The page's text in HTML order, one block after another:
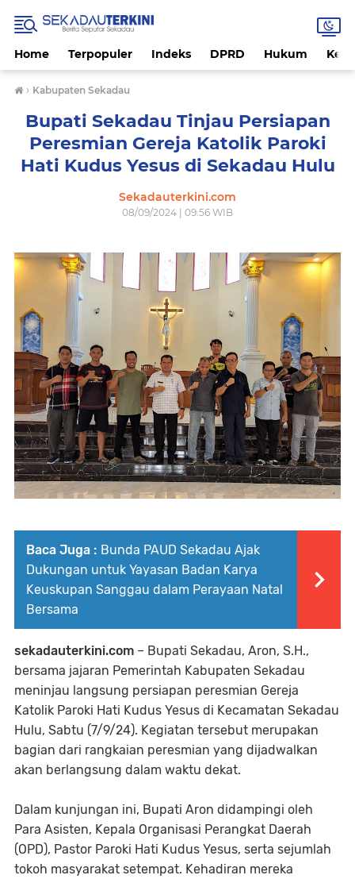
Home Terpopuler Indeks DPRD Hukum
› Kabupaten Sekadau
Bupati Sekadau Tinjau Persiapan
Peresmian Gereja Katolik Paroki
Hati Kudus Yesus di Sekadau Hulu
Sekadauterkini.com
08/09/2024 | 09:56 WIB
Baca Juga : Bunda PAUD Sekadau Ajak
Dukungan untuk Yayasan Badan Karya
Keuskupan Sanggau dalam Perayaan Natal
Bersama
sekadauterkini.com – Bupati Sekadau, Aron, S.H.,
bersama jajaran Pemerintah Kabupaten Sekadau
meninjau langsung persiapan peresmian Gereja
Katolik Paroki Hati Kudus Yesus di Kecamatan Sekadau
Hulu, Sabtu (7/9/24). Kegiatan tersebut merupakan
bagian dari rangkaian peresmian yang dijadwalkan
akan berlangsung dalam waktu dekat.
Dalam kunjungan ini, Bupati Aron didampingi oleh
Para Asisten, Kepala Organisasi Perangkat Daerah
(OPD), Pastor Paroki Hati Kudus Yesus, serta sejumlah
tokoh masyarakat setempat. Kehadiran mereka